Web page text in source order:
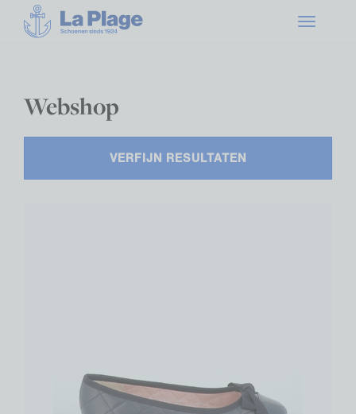
Toggle
Webshop
VERFIJN RESULTATEN